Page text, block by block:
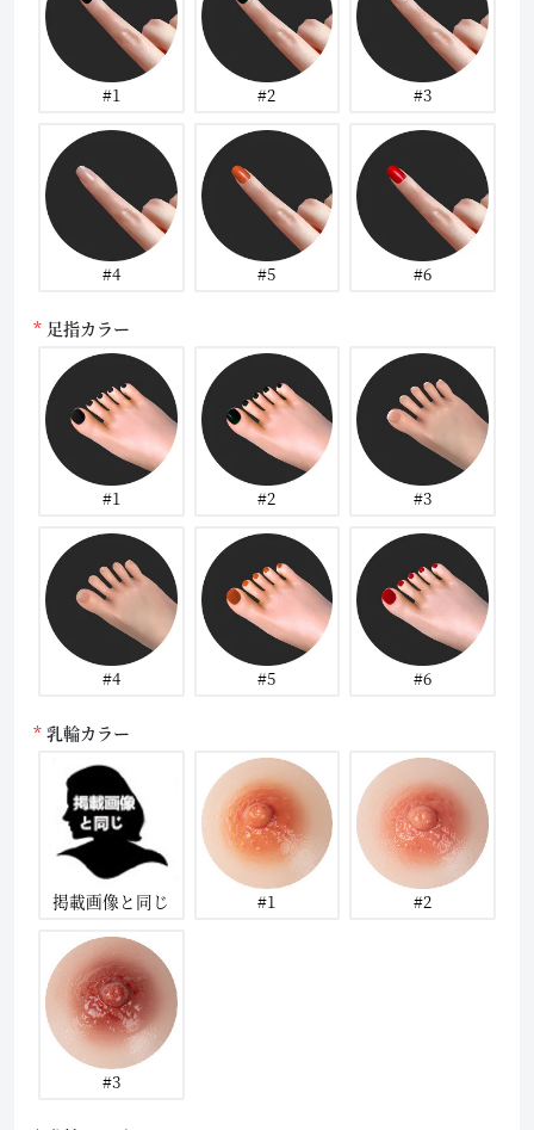
#1 #2 #3
#4 #5 #6
足指カラー
#1 #2 #3
#4 #5 #6
乳輪カラー
掲載画像と同じ #1 #2
#3